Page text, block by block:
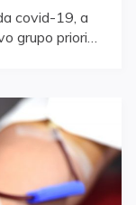
covid-19, a
grupo priori…